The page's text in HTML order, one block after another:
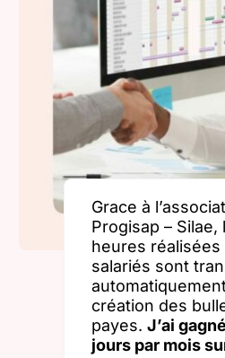
Grace à
Progisap – Silae,
heures réalisées
salariés sont
création des
payes.J’ai
jours par mois